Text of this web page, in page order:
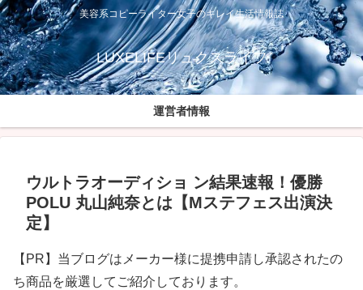
美容系コピーライター女子のキレイ生活情報誌
LUXELIFEリュクスライフ
運営者情報
ウルトラオーディショ ン結果速報！優勝
POLU 丸山純奈とは【Mステフェス出演決
定】
【PR】当ブログはメーカー様に提携申請し承認されたの
ち商品を厳選してご紹介しております。